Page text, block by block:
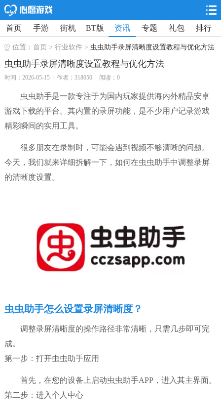
首页 手游 街机 BT版 资讯 专题 礼包 排行
位置： 首页 > 行业软件> 虫虫助手录屏清晰度设置教程与优化方法
虫虫助手录屏清晰度设置教程与优化方法
时间：2026-05-15 作者：318050 阅读：0
虫虫助手是一款专注于为国内玩家提供海内外精品安卓
游戏下载的平台。其内置的录屏功能，是不少用户记录游戏
精彩瞬间的实用工具。
很多朋友在录制时，可能会遇到视频不够清晰的问题。
今天，我们就来详细拆解一下，如何在虫虫助手中调整录屏
的清晰度设置。
虫虫助手怎么设置录屏清晰度？
调整录屏清晰度的操作路径非常清晰，只需几步即可完
成。
第一步：打开虫虫助手应用
首先，在您的设备上启动虫虫助手APP，进入其主界面。
第二步：进入个人中心